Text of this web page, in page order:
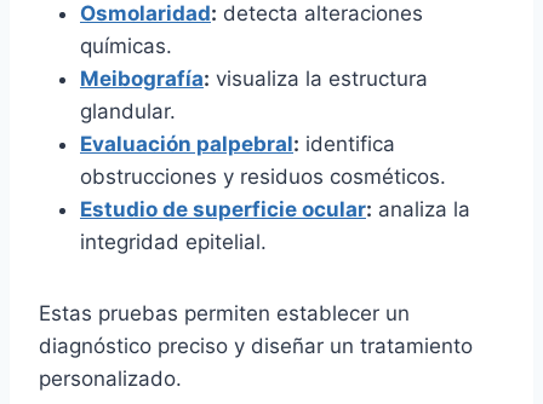
Osmolaridad: detecta alteraciones
químicas.
Meibografía: visualiza la estructura
glandular.
Evaluación palpebral: identifica
obstrucciones y residuos cosméticos.
Estudio de superficie ocular: analiza la
integridad epitelial.
Estas pruebas permiten establecer un
diagnóstico preciso y diseñar un tratamiento
personalizado.